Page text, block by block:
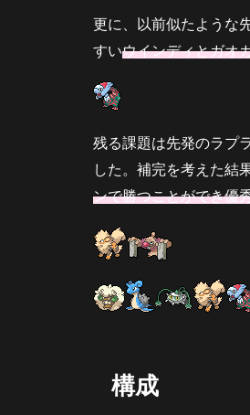
4
出
と
立
回
4.1
4.1.1
後発選
出ルー
後発横
相性
更に、以前似たような
すいウインディとガオ
残る課題は先発のラプ
した。補完を考えた結果
ンで勝つことができ優
構成